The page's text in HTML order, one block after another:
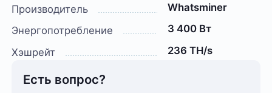
Производитель
Whatsminer
Энергопотребление
3 400 Вт
Хэшрейт
236 TH/s
Есть вопрос?